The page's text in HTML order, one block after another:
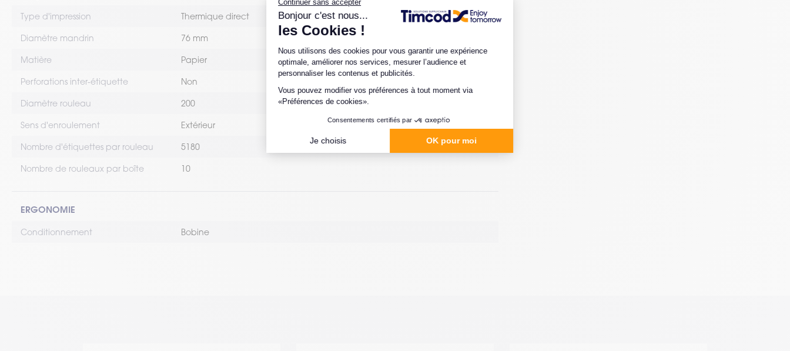
Type d'impression Thermique direct
Diamètre mandrin 76 mm
Matière Papier
Perforations inter-étiquette Non
Diamètre rouleau 200
Sens d'enroulement Extérieur
Nombre d'étiquettes par rouleau 5180
Nombre de rouleaux par boîte 10
ERGONOMIE
Conditionnement Bobine